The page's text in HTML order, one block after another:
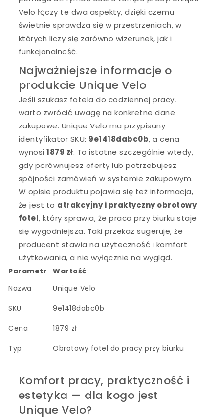
Velo łączy te dwa aspekty, dzięki czemu
świetnie sprawdza się w przestrzeniach, w
których liczy się zarówno wizerunek, jak i
funkcjonalność.
Najważniejsze informacje o
produkcie Unique Velo
Jeśli szukasz fotela do codziennej pracy,
warto zwrócić uwagę na konkretne dane
zakupowe. Unique Velo ma przypisany
identyfikator SKU: 9e1418dabc0b, a cena
wynosi1879 zł. To istotne szczególnie wtedy,
gdy porównujesz oferty lub potrzebujesz
spójności zamówień w systemie zakupowym.
W opisie produktu pojawia się też informacja,
że jest to atrakcyjny i praktyczny obrotowy
fotel, który sprawia, że praca przy biurku staje
się wygodniejsza. Taki przekaz sugeruje, że
producent stawia na użyteczność i komfort
użytkowania, a nie wyłącznie na wygląd.
Parametr
Wartość
Nazwa
Unique Velo
SKU 9e1418dabc0b
Cena 1879 zł
Typ Obrotowy fotel do pracy przy biurku
Komfort pracy, praktyczność i
estetyka — dla kogo jest
Unique Velo?